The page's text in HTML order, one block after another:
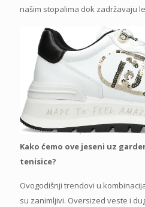
našim stopalima dok zadržavaju
Kako ćemo ove jeseni uz
tenisice?
Ovogodišnji trendovi u
su zanimljivi. Oversized veste i